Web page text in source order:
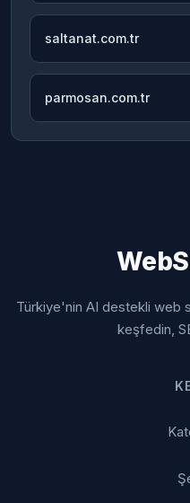
saltanat.com.tr
parmosan.com.tr
Türkiye'nin AI destekli web
keşfedin,